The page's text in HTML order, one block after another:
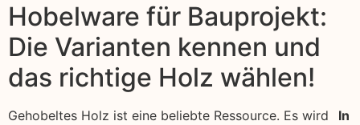
Hobelware für Bauprojekt:
Die Varianten kennen und
das richtige Holz wählen!
Gehobeltes Holz ist eine beliebte Ressource. Es wird
In